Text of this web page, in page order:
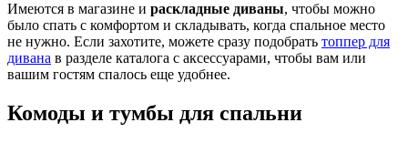
Имеются в магазине и раскладные диваны, чтобы можно
было спать с комфортом и складывать, когда спальное место
не нужно. Если захотите, можете сразу подобрать топпер для
дивана в разделе каталога с аксессуарами, чтобы вам или
вашим гостям спалось еще удобнее.
Комоды и тумбы для спальни